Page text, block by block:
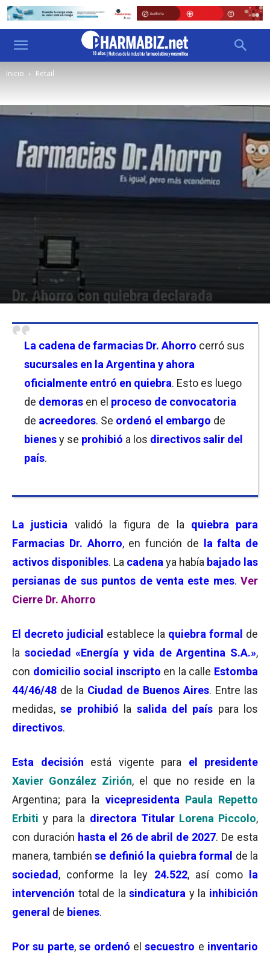
Inicio Retail
Dr. Ahorro con quiebra declarada
La cadena de farmacias Dr. Ahorro cerró sus
sucursales en la Argentina y ahora
oficialmente entró en quiebra. Esto es luego
de demoras en el proceso de convocatoria
de acreedores. Se ordenó el embargo de
bienesy se prohibió a los directivos salir del
país.
La justicia validó la figura de la quiebra para
Farmacias Dr. Ahorro, en función de
la falta de
activos disponibles. La cadena ya había bajado las
persianas de sus puntos de venta este mes. Ver
Cierre Dr. Ahorro
El decreto judicial establece la quiebra formal de
la sociedad «Energía y vida de Argentina S.A.»,
con domicilio social inscripto en la calle Estomba
44/46/48 de la Ciudad de Buenos Aires. Entre las
medidas,se prohibió la salida del país para los
directivos.
Esta decisión está vigente para el presidente
Xavier González Zirión, el que no reside en la
Argentina; para la vicepresidenta Paula Repetto
Erbiti y para la directora TitularLorena Piccolo,
con duración hasta el 26 de abril de 2027. De esta
manera, también se definió la quiebra formal de la
sociedad , conforme la ley 24.522, así como
la
intervención total de la sindicatura y la inhibición
general de bienes.
Por su parte,se ordenó elsecuestro e inventario